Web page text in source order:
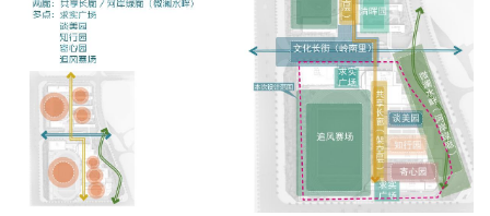
校园景观围绕“书香行·少年华”的设计理念，结合岭南水乡元素打造
特色学府，让学生在岭南书香的熏陶下成长，在生态自然的环境里